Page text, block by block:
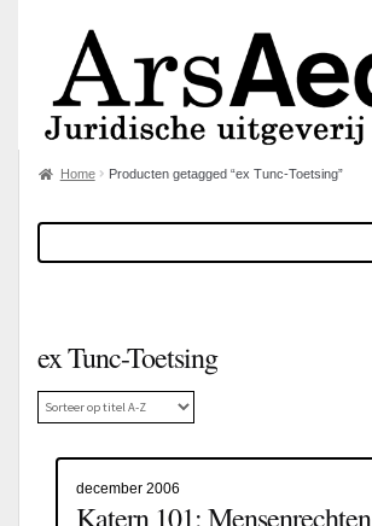
Home Producten getagged “ex Tunc-Toetsing”
ex Tunc-Toetsing
december 2006
Katern 101: Mensenrechten